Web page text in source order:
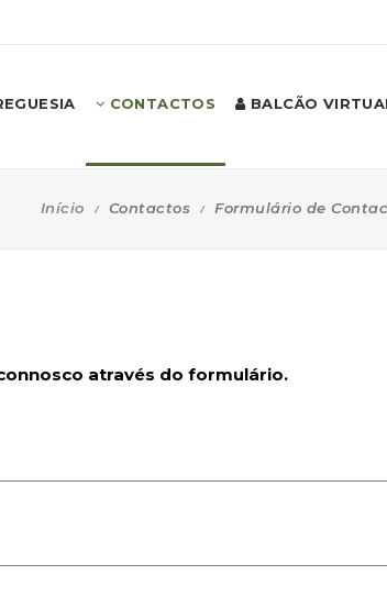
CONTACTOS BALCÃO
Início Contactos Formulário de
através do formulário.